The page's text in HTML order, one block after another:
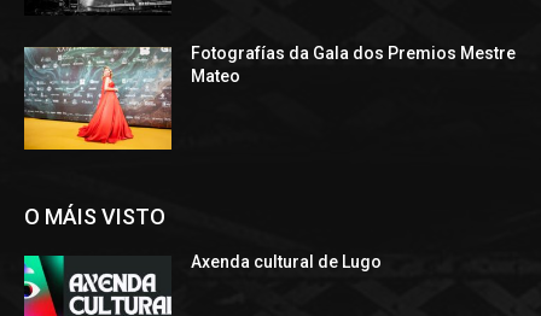
Fotografías da Gala dos Premios Mestre
Mateo
O MÁIS VISTO
Axenda cultural de Lugo